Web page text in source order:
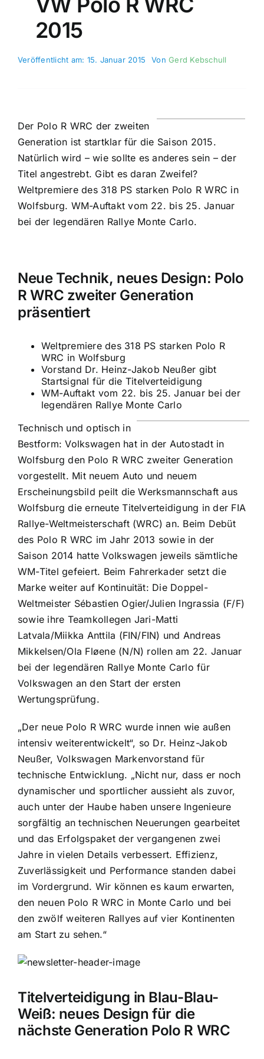
2015
Veröffentlicht am: 15. Januar 2015 VonGerd Kebschull
Der Polo R WRC der zweiten
Generation ist startklar für die Saison 2015.
Natürlich wird – wie sollte es anderes sein – der
Titel angestrebt. Gibt es daran Zweifel?
Weltpremiere des 318 PS starken Polo R WRC in
Wolfsburg. WM-Auftakt vom 22. bis 25. Januar
bei der legendären Rallye Monte Carlo.
Neue Technik, neues Design: Polo
R WRC zweiter Generation
präsentiert
Weltpremiere des 318 PS starken Polo R
WRC in Wolfsburg
Vorstand Dr. Heinz-Jakob Neußer gibt
Startsignal für die Titelverteidigung
WM-Auftakt vom 22. bis 25. Januar bei der
legendären Rallye Monte Carlo
Technisch und optisch in
Bestform: Volkswagen hat in der Autostadt in
Wolfsburg den Polo R WRC zweiter Generation
vorgestellt. Mit neuem Auto und neuem
Erscheinungsbild peilt die Werksmannschaft aus
Wolfsburg die erneute Titelverteidigung in der FIA
Rallye-Weltmeisterschaft (WRC) an. Beim Debüt
des Polo R WRC im Jahr 2013 sowie in der
Saison 2014 hatte Volkswagen jeweils sämtliche
WM-Titel gefeiert. Beim Fahrerkader setzt die
Marke weiter auf Kontinuität: Die Doppel-
Weltmeister Sébastien Ogier/Julien Ingrassia (F/F)
sowie ihre Teamkollegen Jari-Matti
Latvala/Miikka Anttila (FIN/FIN) und Andreas
Mikkelsen/Ola Fløene (N/N) rollen am 22. Januar
bei der legendären Rallye Monte Carlo für
Volkswagen an den Start der ersten
Wertungsprüfung.
„Der neue Polo R WRC wurde innen wie außen
intensiv weiterentwickelt“, so Dr. Heinz-Jakob
Neußer, Volkswagen Markenvorstand für
technische Entwicklung. „Nicht nur, dass er noch
dynamischer und sportlicher aussieht als zuvor,
auch unter der Haube haben unsere Ingenieure
sorgfältig an technischen Neuerungen gearbeitet
und das Erfolgspaket der vergangenen zwei
Jahre in vielen Details verbessert. Effizienz,
Zuverlässigkeit und Performance standen dabei
im Vordergrund. Wir können es kaum erwarten,
den neuen Polo R WRC in Monte Carlo und bei
den zwölf weiteren Rallyes auf vier Kontinenten
am Start zu sehen.“
Titelverteidigung in Blau-Blau-
Weiß: neues Design für die
nächste Generation Polo R WRC